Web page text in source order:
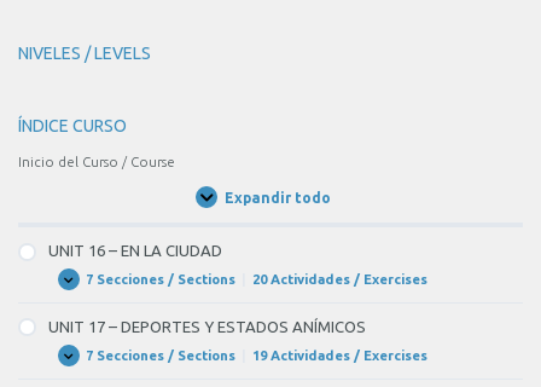
NIVELES / LEVELS
ÍNDICE CURSO
Inicio del Curso / Course
Expandir todo
Unidades
UNIT 16 – EN LA CIUDAD
Expandir
UNIT
–
EN
LA
CIUDAD
7 Secciones / Sections 20 Actividades / Exercises
UNIT 17 – DEPORTES Y ESTADOS ANÍMICOS
Expandir
UNIT7 Secciones / Sections 19 Actividades / Exercises